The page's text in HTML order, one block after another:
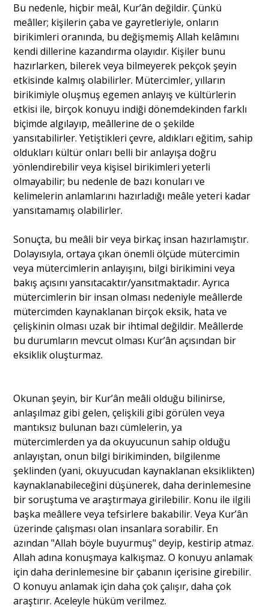
Bu nedenle, hiçbir meâl, Kur’ân değildir. Çünkü
meâller; kişilerin çaba ve gayretleriyle, onların
birikimleri oranında, bu değişmemiş Allah kelâmını
kendi dillerine kazandırma olayıdır. Kişiler bunu
hazırlarken, bilerek veya bilmeyerek pekçok şeyin
etkisinde kalmış olabilirler. Mütercimler, yılların
birikimiyle oluşmuş egemen anlayış ve kültürlerin
etkisi ile, birçok konuyu indiği dönemdekinden farklı
biçimde algılayıp, meâllerine de o şekilde
yansıtabilirler. Yetiştikleri çevre, aldıkları eğitim, sahip
oldukları kültür onları belli bir anlayışa doğru
yönlendirebilir veya kişisel birikimleri yeterli
olmayabilir; bu nedenle de bazı konuları ve
kelimelerin anlamlarını hazırladığı meâle yeteri kadar
yansıtamamış olabilirler.
Sonuçta, bu meâli bir veya birkaç insan hazırlamıştır.
Dolayısıyla, ortaya çıkan önemli ölçüde mütercimin
veya mütercimlerin anlayışını, bilgi birikimini veya
bakış açısını yansıtacaktır/yansıtmaktadır. Ayrıca
mütercimlerin bir insan olması nedeniyle meâllerde
mütercimden kaynaklanan birçok eksik, hata ve
çelişkinin olması uzak bir ihtimal değildir. Meâllerde
bu durumların mevcut olması Kur’ân açısından bir
eksiklik oluşturmaz.
Okunan şeyin, bir Kur’ân meâli olduğu bilinirse,
anlaşılmaz gibi gelen, çelişkili gibi görülen veya
mantıksız bulunan bazı cümlelerin, ya
mütercimlerden ya da okuyucunun sahip olduğu
anlayıştan, onun bilgi birikiminden, bilgilenme
şeklinden (yani, okuyucudan kaynaklanan eksiklikten)
kaynaklanabileceğini düşünerek, daha derinlemesine
bir soruştuma ve araştırmaya girilebilir. Konu ile ilgili
başka meâllere veya tefsirlere bakabilir. Veya Kur’ân
üzerinde çalışması olan insanlara sorabilir. En
azından "Allah böyle buyurmuş" deyip, kestirip atmaz.
Allah adına konuşmaya kalkışmaz. O konuyu anlamak
için daha derinlemesine bir çabanın içerisine girebilir.
O konuyu anlamak için daha çok çalışır, daha çok
araştırır. Aceleyle hüküm verilmez.